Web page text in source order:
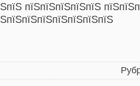
пїЅпїЅпїЅпїЅпїЅ